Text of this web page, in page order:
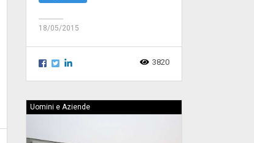
18/05/2015
3820
Uomini e Aziende